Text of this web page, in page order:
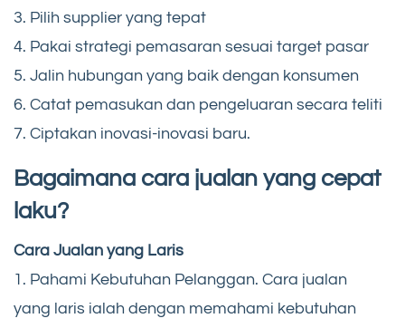
3. Pilih supplier yang tepat
4. Pakai strategi pemasaran sesuai target pasar
5. Jalin hubungan yang baik dengan konsumen
6. Catat pemasukan dan pengeluaran secara teliti
7. Ciptakan inovasi-inovasi baru.
Bagaimana cara jualan yang cepat
laku?
Cara Jualan yang Laris
1. Pahami Kebutuhan Pelanggan. Cara jualan
yang laris ialah dengan memahami kebutuhan